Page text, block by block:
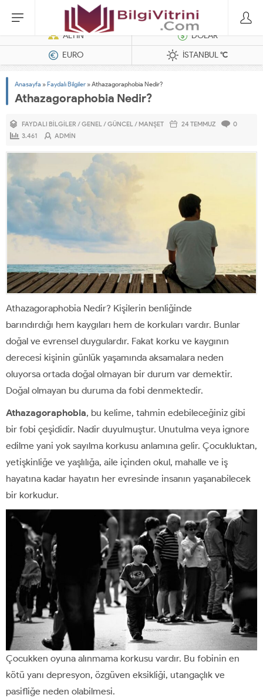
Dizel Jeneratörler
ALTIN
DOLAR
EURO
İSTANBUL°C
Anasayfa »Faydalı Bilgiler »Athazagoraphobia Nedir?
Athazagoraphobia Nedir?
FAYDALI BILGILER /GENEL/GÜNCEL/ MANŞET 24 TEMMUZ
0
3.461
ADMIN
Athazagoraphobia Nedir? Kişilerin benliğinde
barındırdığı hem kaygıları hem de korkuları vardır. Bunlar
doğal ve evrensel duygulardır. Fakat korku ve kaygının
derecesi kişinin günlük yaşamında aksamalara neden
oluyorsa ortada doğal olmayan bir durum var demektir.
Doğal olmayan bu duruma da fobi denmektedir.
Athazagoraphobia, bu kelime, tahmin edebileceğiniz gibi
bir fobi çeşididir. Nadir duyulmuştur. Unutulma veya ignore
edilme yani yok sayılma korkusu anlamına gelir. Çocukluktan,
yetişkinliğe ve yaşlılığa, aile içinden okul, mahalle ve iş
hayatına kadar hayatın her evresinde insanın yaşanabilecek
bir korkudur.
Çocukken oyuna alınmama korkusu vardır. Bu fobinin en
kötü yanı depresyon, özgüven eksikliği, utangaçlık ve
pasifliğe neden olabilmesi.